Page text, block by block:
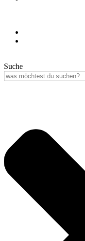
Suche